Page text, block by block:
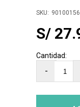
S/
-